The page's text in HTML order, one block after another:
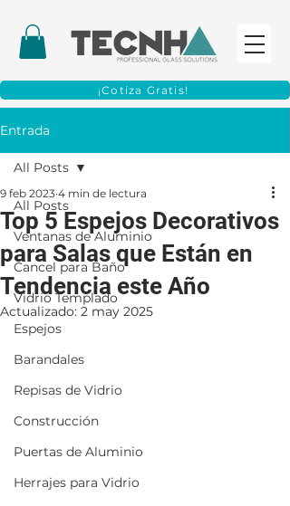
¡Cotiza Gratis!
Entrada
All Posts
Ventanas de Aluminio
Cancel para Baño
Vidrio Templado
Espejos
Barandales
Repisas de Vidrio
Construcción
Puertas de Aluminio
Herrajes para Vidrio
All Posts
Top 5 Espejos Decorativos
para Salas que Están en
Tendencia este Año
9 feb 2023 4 min de lectura
Actualizado: 2 may 2025